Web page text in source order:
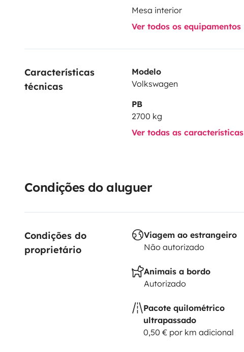
Mesa interior
Ver todos os equipamentos
Características
técnicas
Modelo
Volkswagen
PB
2700 kg
Ver todas as características
Condições do aluguer
Condições do
proprietário
Viagem ao estrangeiro
Não autorizado
Animais a bordo
Autorizado
Pacote quilométrico
ultrapassado
0,50 € por km adicional